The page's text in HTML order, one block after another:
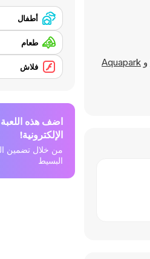
و Aquapark
أطفال
طعام
فلاش
اضف هذه
الإلكترونية!
من خلال تضمين
البسيط